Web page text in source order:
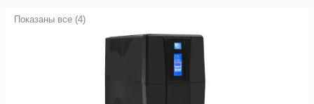
Показаны все (4)